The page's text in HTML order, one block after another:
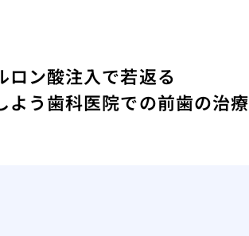
ロン酸注入で若返る
よう歯科医院での前歯の治療